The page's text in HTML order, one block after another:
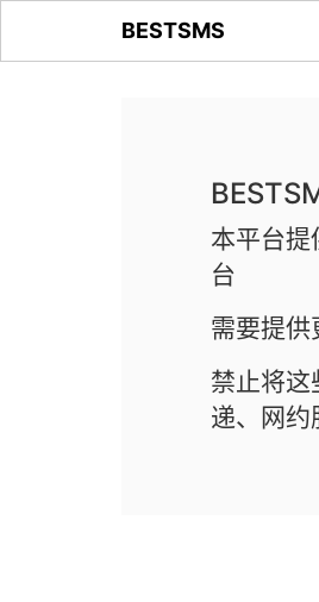
BESTSMS
本平台
台
需要提供
禁止将这
递、网约